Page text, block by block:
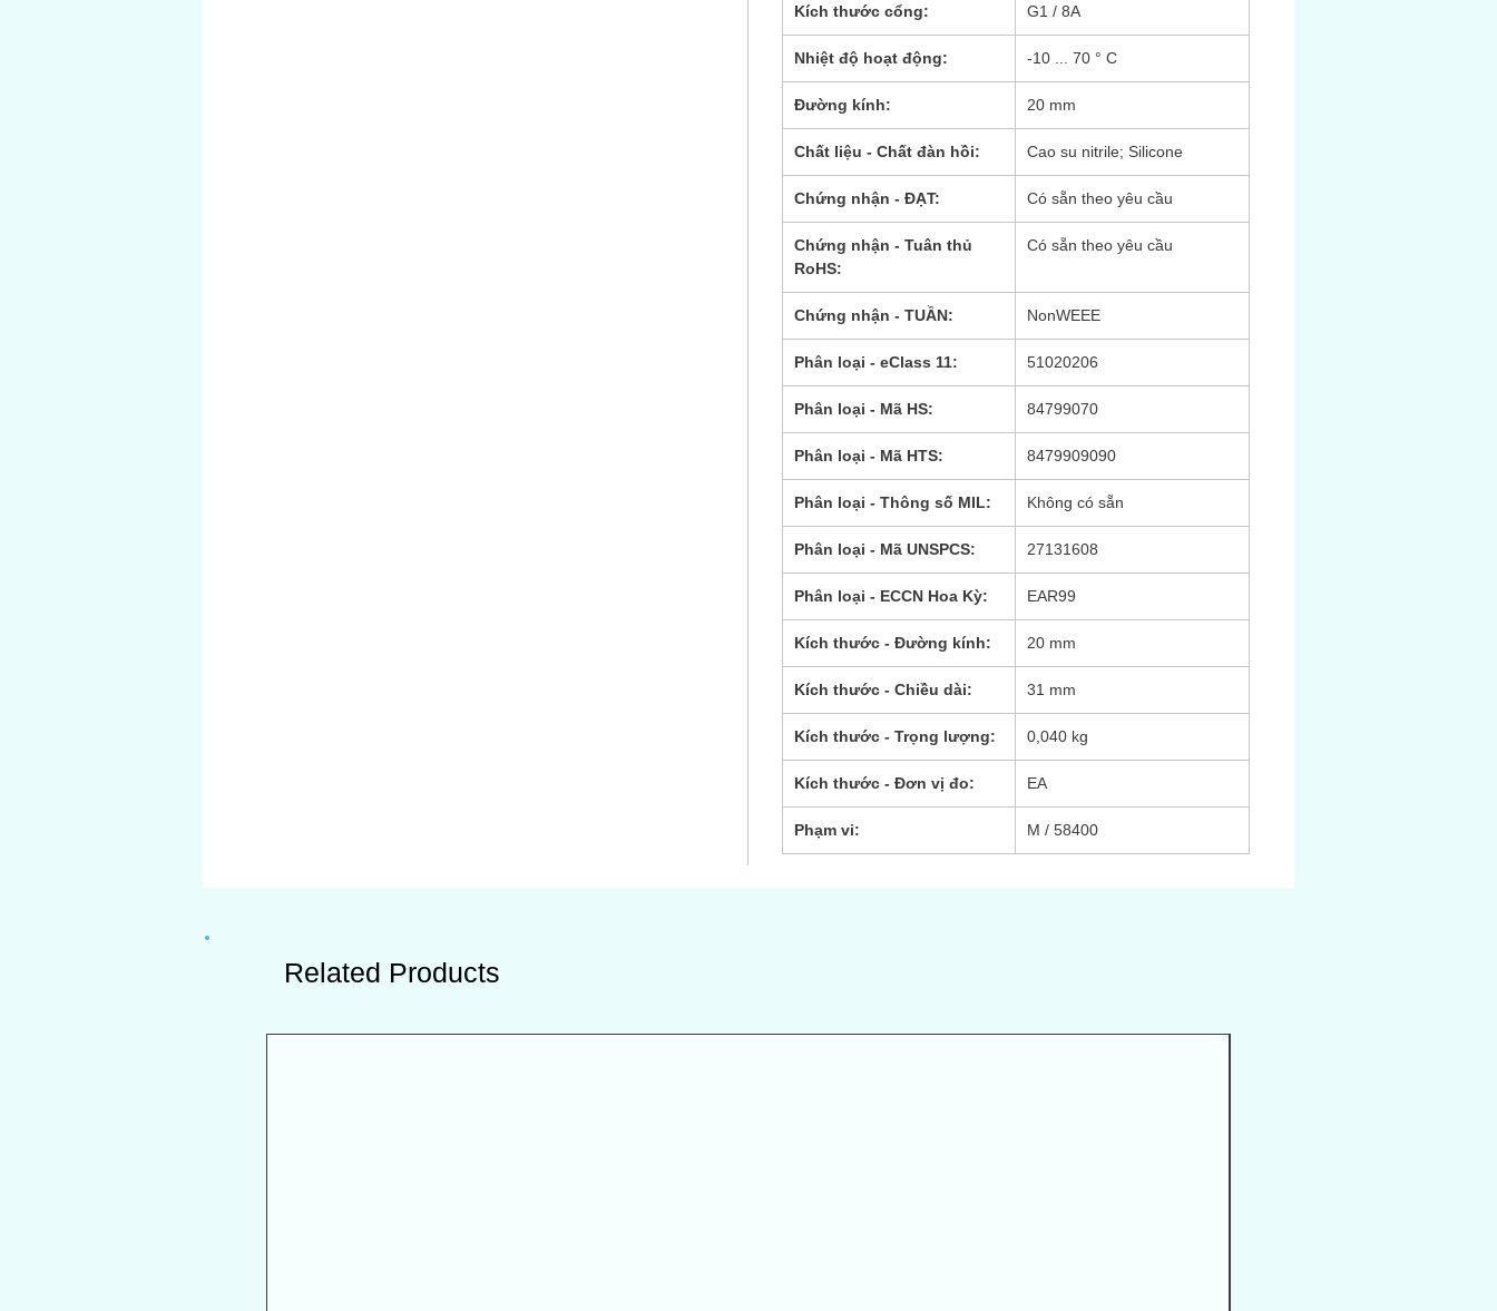
Kích thước cổng: G1 / 8A
Nhiệt độ hoạt động: -10 ... 70 ° C
Đường kính: 20 mm
Chất liệu - Chất đàn hồi: Cao su nitrile; Silicone
Chứng nhận - ĐẠT: Có sẵn theo yêu cầu
Chứng nhận - Tuân thủ
RoHS:
Có sẵn theo yêu cầu
Chứng nhận - TUẦN: NonWEEE
Phân loại - eClass 11: 51020206
Phân loại - Mã HS: 84799070
Phân loại - Mã HTS: 8479909090
Phân loại - Thông số MIL: Không có sẵn
Phân loại - Mã UNSPCS: 27131608
Phân loại - ECCN Hoa Kỳ: EAR99
Kích thước - Đường kính: 20 mm
Kích thước - Chiều dài: 31 mm
Kích thước - Trọng lượng: 0,040 kg
Kích thước - Đơn vị đo: EA
Phạm vi: M / 58400
Related Products